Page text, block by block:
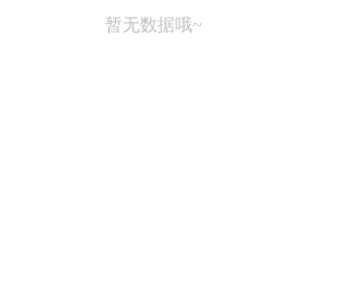
暂无数据哦~